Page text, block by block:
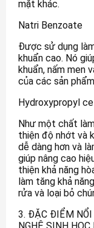
mặt khác.
Natri Benzoate
Được sử dụng
khuẩn cao. Nó
khuẩn, nấm men
của các sản
Hydroxypropyl
Như một chất
thiện độ nhớt và
dễ dàng hơn và
giúp nâng cao
thiện khả năng
làm tăng khả
rửa và loại bỏ
3. ĐẶC ĐIỂM NỔI